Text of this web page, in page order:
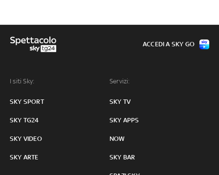
I siti Sky:
SKY SPORT
SKY TG24
SKY VIDEO
SKY ARTE
Servizi:
SKY TV
SKY APPS
NOW
SKY BAR
ACCEDI A SKY GO